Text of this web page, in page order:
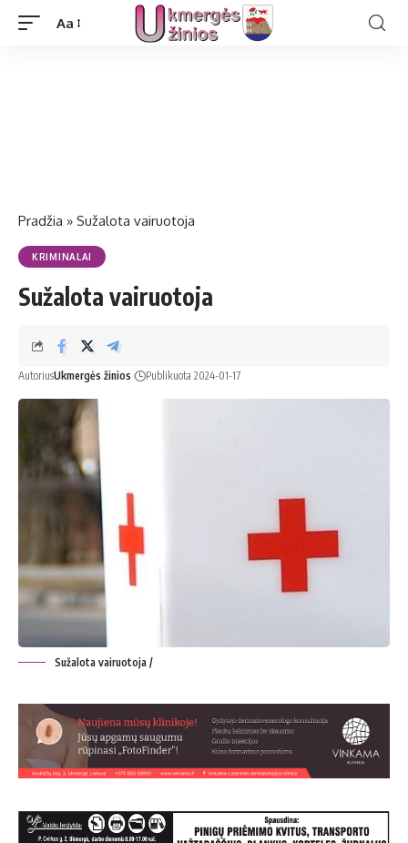
Aa
Pradžia » Sužalota vairuotoja
KRIMINALAI
Sužalota vairuotoja
AutoriusUkmergės žinios Publikuota 2024-01-17
Sužalota vairuotoja /